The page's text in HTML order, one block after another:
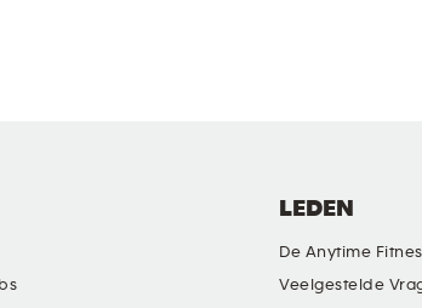
LEDEN
De Anytime
Veelgestelde